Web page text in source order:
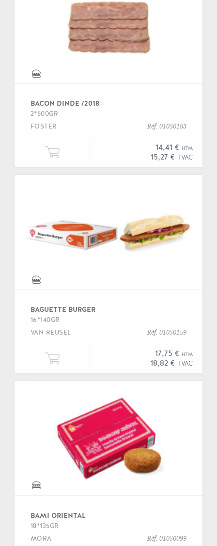
BACON DINDE /2018
2*500GR
FOSTER
Réf. 01050183
14,41 € HTVA
15,27 €TVAC
Ajouter une unité de "Bacon
BAGUETTE BURGER
16*140GR
VAN REUSEL
Réf. 01050159
17,75 € HTVA
18,82 €TVAC
Ajouter une unité de "Baguette
BAMI ORIENTAL
18*135GR
MORA
Réf. 01050099